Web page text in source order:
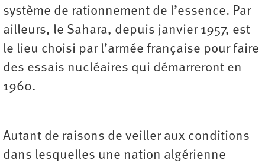
système de rationnement de l’essence. Par
ailleurs, le Sahara, depuis janvier 1957, est
le lieu choisi par l’armée française pour faire
des essais nucléaires qui démarreront en
1960.
Autant de raisons de veiller aux conditions
dans lesquelles une nation algérienne